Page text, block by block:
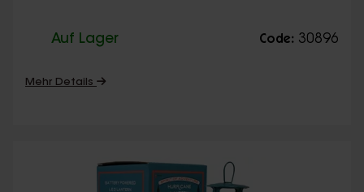
Auf Lager Code: 30896
Mehr Details